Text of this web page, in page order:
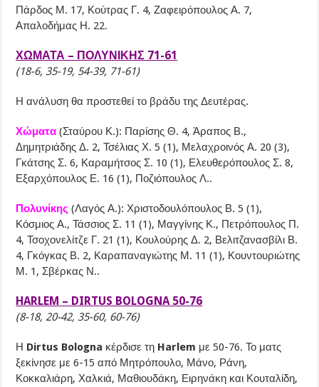
Πάρδος Μ. 17, Κούτρας Γ. 4, Ζαφειρόπουλος Α. 7,
Απαλοδήμας Η. 22.
ΧΩΜΑΤΑ – ΠΟΛΥΝΙΚΗΣ 71-61
(18-6, 35-19, 54-39, 71-61)
Η ανάλυση θα προστεθεί το βράδυ της Δευτέρας.
Χώματα(Σταύρου Κ.): Παρίσης Θ. 4, Άραπος Β.,
Δημητριάδης Δ. 2, Τσέλιας Χ. 5 (1), Μελαχροινός Α. 20 (3),
Γκάτσης Σ. 6, Καραμήτσος Σ. 10 (1), Ελευθερόπουλος Σ. 8,
Εξαρχόπουλος Ε. 16 (1), Ποζιόπουλος Λ..
Πολυνίκης(Λαγός Α.): Χριστοδουλόπουλος Β. 5 (1),
Κόσμιος Α., Τάσσιος Σ. 11 (1), Μαγγίνης Κ., Πετρόπουλος Π.
4, Τσοχονελίτζε Γ. 21 (1), Κουλούρης Δ. 2, Βελιτζανασβίλι Β.
4, Γκόγκας Β. 2, Καραπαναγιώτης Μ. 11 (1), Κουντουριώτης
Μ. 1, Σβέρκας Ν..
HARLEM – DIRTUS BOLOGNA 50-76
(8-18, 20-42, 35-60, 60-76)
Η Dirtus Bologna κέρδισε τη Harlem με 50-76. Το ματς
ξεκίνησε με 6-15 από Μητρόπουλο, Μάνο, Ράνη,
Κοκκαλιάρη, Χαλκιά, Μαθιουδάκη, Ειρηνάκη και Κουταλίδη,